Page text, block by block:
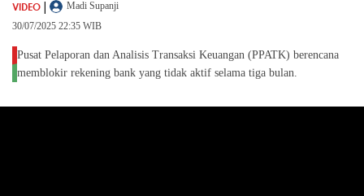
VIDEO |
Madi Supanji
30/07/2025 22:35 WIB
Pusat Pelaporan dan Analisis Transaksi Keuangan (PPATK) berencana
memblokir rekening bank yang tidak aktif selama tiga bulan.